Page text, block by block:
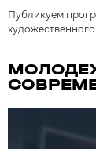
Публикуем